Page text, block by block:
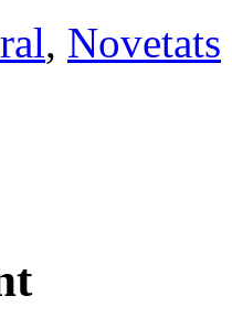
, Novetats